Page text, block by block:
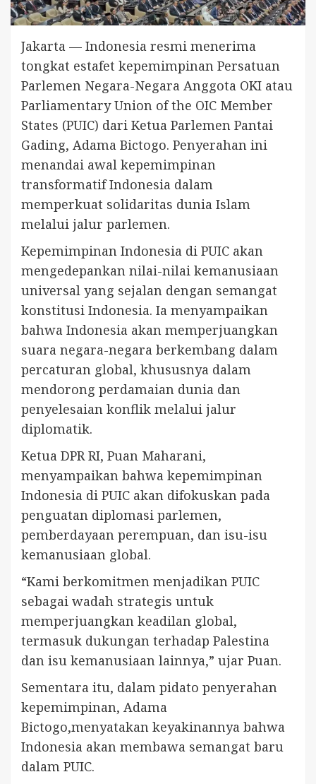
Jakarta — Indonesia resmi menerima
tongkat estafet kepemimpinan Persatuan
Parlemen Negara-Negara Anggota OKI atau
Parliamentary Union of the OIC Member
States (PUIC) dari Ketua Parlemen Pantai
Gading, Adama Bictogo. Penyerahan ini
menandai awal kepemimpinan
transformatif Indonesia dalam
memperkuat solidaritas dunia Islam
melalui jalur parlemen.
Kepemimpinan Indonesia di PUIC akan
mengedepankan nilai-nilai kemanusiaan
universal yang sejalan dengan semangat
konstitusi Indonesia. Ia menyampaikan
bahwa Indonesia akan memperjuangkan
suara negara-negara berkembang dalam
percaturan global, khususnya dalam
mendorong perdamaian dunia dan
penyelesaian konflik melalui jalur
diplomatik.
Ketua DPR RI, Puan Maharani,
menyampaikan bahwa kepemimpinan
Indonesia di PUIC akan difokuskan pada
penguatan diplomasi parlemen,
pemberdayaan perempuan, dan isu-isu
kemanusiaan global.
“Kami berkomitmen menjadikan PUIC
sebagai wadah strategis untuk
memperjuangkan keadilan global,
termasuk dukungan terhadap Palestina
dan isu kemanusiaan lainnya,” ujar Puan.
Sementara itu, dalam pidato penyerahan
kepemimpinan, Adama
Bictogo,menyatakan keyakinannya bahwa
Indonesia akan membawa semangat baru
dalam PUIC.